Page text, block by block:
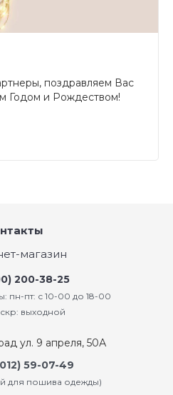
поздравляем Вас
Годом и Рождеством!
магазин
200-38-25
пн-пт: с 10-00 до 18-00
выходной
ул. 9 апреля, 50А
59-07-49
для пошива одежды)